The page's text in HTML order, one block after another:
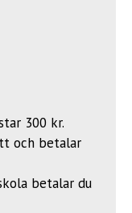
300 kr.
och betalar
betalar du